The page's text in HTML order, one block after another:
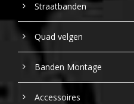
Straatbanden
Quad velgen
Banden Montage
Accessoires